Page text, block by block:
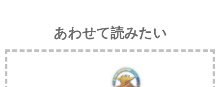
あわせて読みたい